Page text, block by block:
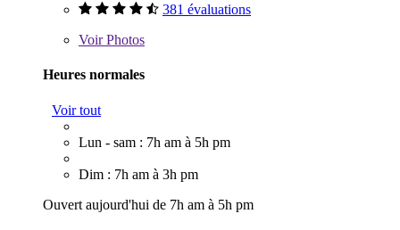
381 évaluations
VoirPhotos
Heures normales
Voir tout
Lun - sam : 7h am à 5h pm
Dim : 7h am à 3h pm
Ouvert aujourd'hui de 7h am à 5h pm